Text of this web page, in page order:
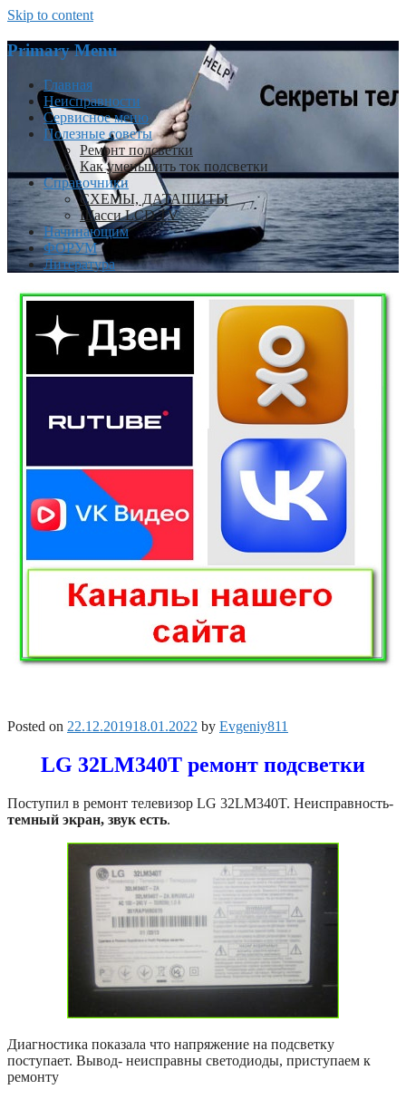
Skip to content
Primary Menu
Главная
Неисправности
Сервисное меню
Полезные советы
Ремонт подсветки
Как уменьшить ток подсветки
Справочники
СХЕМЫ, ДАТАШИТЫ
Шасси LCD TV
Начинающим
ФОРУМ
Литература
Posted on 22.12.201918.01.2022 by Evgeniy811
LG 32LM340T ремонт подсветки
Поступил в ремонт телевизор LG 32LM340T. Неисправность-
темный экран, звук есть.
Диагностика показала что напряжение на подсветку
поступает. Вывод- неисправны светодиоды, приступаем к
ремонту